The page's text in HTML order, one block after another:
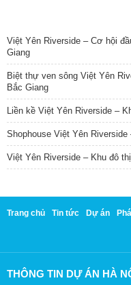
Việt Yên Riverside – Cơ hội
Giang
Biệt thự ven sông Việt Yên
Bắc Giang
Liền kề Việt Yên Riverside –
Shophouse Việt Yên
Việt Yên Riverside – Khu đô
Trang chủ Tin tức Dự án
THÔNG TIN DỰ ÁN HÀ